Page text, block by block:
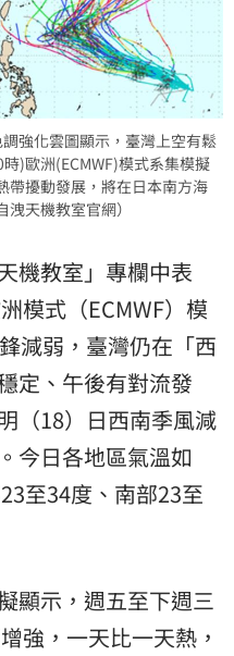
強化雲圖顯示，臺灣上空有鬆
)歐洲(ECMWF)模式系集模擬
帶擾動發展，將在日本南方海
天機教室官網）
機教室」專欄中表
模式（ECMWF）模
減弱，臺灣仍在「西
定、午後有對流發
（18）日西南季風減
今日各地區氣溫如
至34度、南部23至
顯示，週五至下週三
強，一天比一天熱，